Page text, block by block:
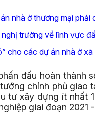
nhà ở thương mại
nghị trường về lĩnh vực
cho các dự án nhà ở xã
đấu hoàn thành
chính phủ giao
tư xây dựng ít nhất
giai đoạn 2021 -